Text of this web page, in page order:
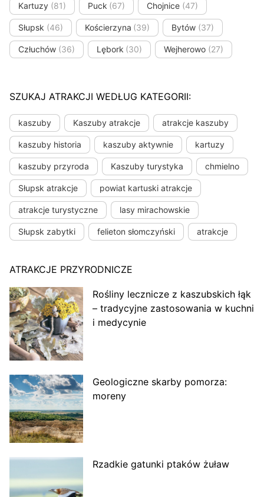
Kartuzy (81) Puck (67) Chojnice (47)
Słupsk (46) Kościerzyna (39) Bytów (37)
Człuchów (36) Lębork (30) Wejherowo (27)
SZUKAJ ATRAKCJI WEDŁUG KATEGORII:
kaszuby Kaszuby atrakcje atrakcje kaszuby
kaszuby historia kaszuby aktywnie kartuzy
kaszuby przyroda Kaszuby turystyka chmielno
Słupsk atrakcje powiat kartuski atrakcje
atrakcje turystyczne lasy mirachowskie
Słupsk zabytki felieton słomczyński atrakcje
ATRAKCJE PRZYRODNICZE
Rośliny lecznicze z kaszubskich łąk
– tradycyjne zastosowania w kuchni
i medycynie
Geologiczne skarby pomorza:
moreny
Rzadkie gatunki ptaków żuław